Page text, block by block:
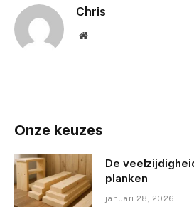
Chris
Website
Onze keuzes
De
planken
januari 28, 2026